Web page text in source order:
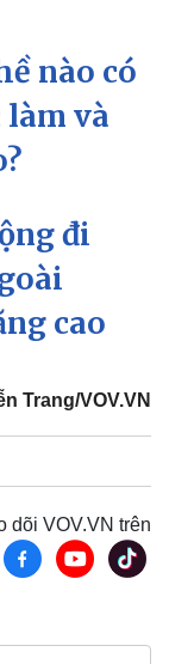
nào có
và
đi
cao
Trang/VOV.VN
dõi VOV.VN trên